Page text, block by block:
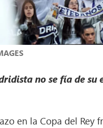
no se fía de su
en la Copa del Rey